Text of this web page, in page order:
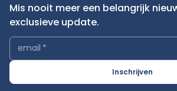
Mis nooit meer een belangrijk
exclusieve update.
email *
Inschrijven